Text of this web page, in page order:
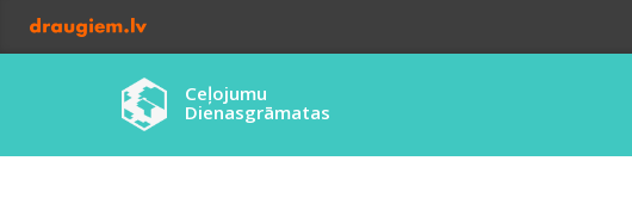
Ceļojumu
Dienasgrāmatas